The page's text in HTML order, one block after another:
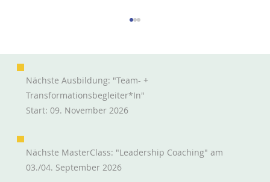
Nächste Ausbildung: "Team- +
Transformationsbegleiter*in"
Start: 09. November 2026
Nächste MasterClass: "Leadership Coaching" am
03./04. September 2026